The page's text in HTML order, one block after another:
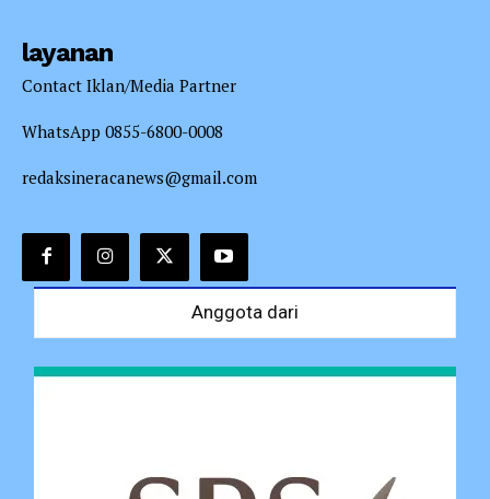
layanan
Contact Iklan/Media Partner
WhatsApp 0855-6800-0008
redaksineracanews@gmail.com
Anggota dari